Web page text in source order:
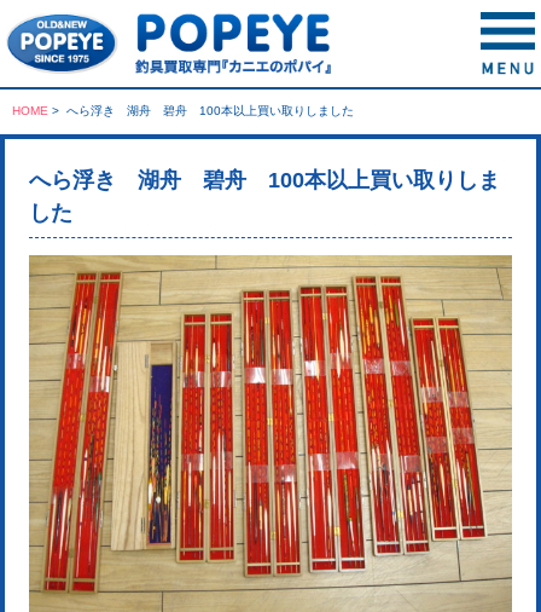
HOME > へら浮き 湖舟 碧舟 100本以上買い取りしました
へら浮き 湖舟 碧舟 100本以上買い取りしま
した